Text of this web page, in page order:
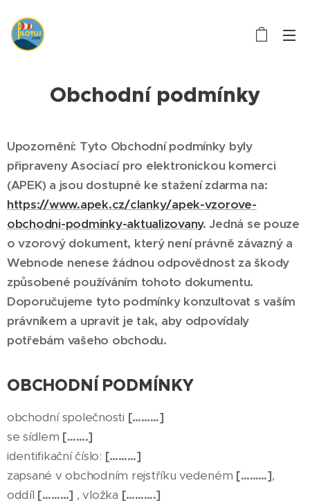
Obchodní podmínky
Upozornění: Tyto Obchodní podmínky byly
připraveny Asociací pro elektronickou komerci
(APEK) a jsou dostupné ke stažení zdarma na:
https://www.apek.cz/clanky/apek-vzorove-
obchodni-podminky-aktualizovany. Jedná se pouze
o vzorový dokument, který není právně závazný a
Webnode nenese žádnou odpovědnost za škody
způsobené používáním tohoto dokumentu.
Doporučujeme tyto podmínky konzultovat s vaším
právníkem a upravit je tak, aby odpovídaly
potřebám vašeho obchodu.
OBCHODNÍ PODMÍNKY
obchodní společnosti [………]
se sídlem […….]
identifikační číslo: [………]
zapsané v obchodním rejstříku vedeném [………],
oddíl [………] , vložka [……….]